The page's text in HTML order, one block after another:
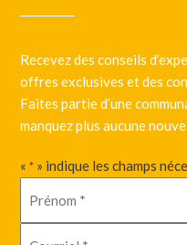
Recevez des conseils
offres exclusives et des
Faites partie d’une
manquez plus aucune
«* » indique les champs